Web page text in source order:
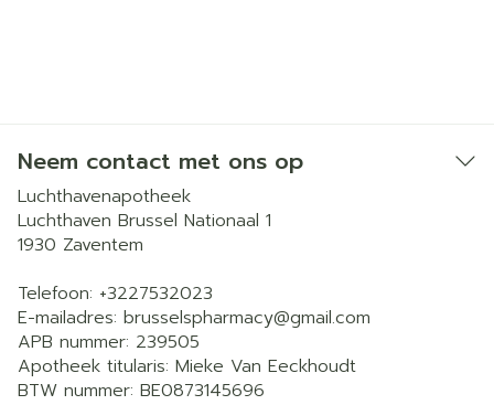
Neem contact met ons op
Luchthavenapotheek
Luchthaven Brussel Nationaal 1
1930 Zaventem
Telefoon: +3227532023
E-mailadres: brusselspharmacy@gmail.com
APB nummer: 239505
Apotheek titularis: Mieke Van Eeckhoudt
BTW nummer: BE0873145696